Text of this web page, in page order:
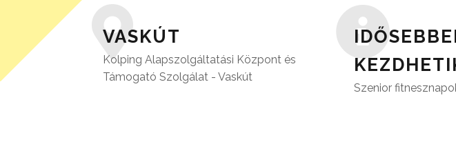
VASKÚT
Kolping Alapszolgáltatási Központ és
Támogató Szolgálat - Vaskút
Szenior